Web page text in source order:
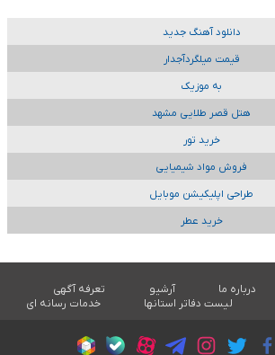
دانلود آهنگ جدید
قیمت میلگردآجدار
به موزیک
هتل قصر طلایی مشهد
خرید تور
فروش مواد شیمیایی
طراحی اپلیکیشن موبایل
خرید عطر
درباره ما آرشیو
تعرفه آگهی
لیست دفاتر استانها خدمات رسانه ای